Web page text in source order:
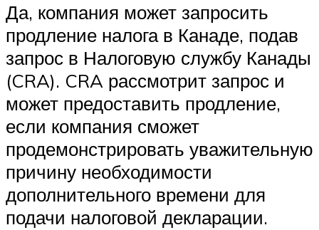
Да, компания может запросить
продление налога в Канаде, подав
запрос в Налоговую службу Канады
(CRA). CRA рассмотрит запрос и
может предоставить продление,
если компания сможет
продемонстрировать уважительную
причину необходимости
дополнительного времени для
подачи налоговой декларации.